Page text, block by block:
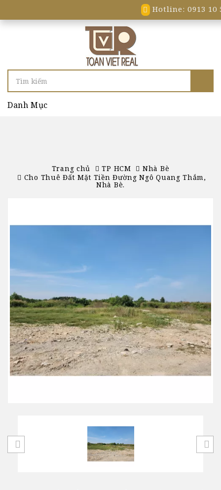
Hotline: 0913 10
Danh Mục
Trang chủ TP HCM
Nhà Bè
Cho Thuê Đất Mặt Tiền Đường Ngô Quang Thắm,
Nhà Bè.